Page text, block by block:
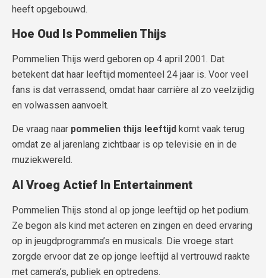
heeft opgebouwd.
Hoe Oud Is Pommelien Thijs
Pommelien Thijs werd geboren op 4 april 2001. Dat
betekent dat haar leeftijd momenteel 24 jaar is. Voor veel
fans is dat verrassend, omdat haar carrière al zo veelzijdig
en volwassen aanvoelt.
De vraag naar pommelien thijs leeftijd komt vaak terug
omdat ze al jarenlang zichtbaar is op televisie en in de
muziekwereld.
Al Vroeg Actief In Entertainment
Pommelien Thijs stond al op jonge leeftijd op het podium.
Ze begon als kind met acteren en zingen en deed ervaring
op in jeugdprogramma’s en musicals. Die vroege start
zorgde ervoor dat ze op jonge leeftijd al vertrouwd raakte
met camera’s, publiek en optredens.